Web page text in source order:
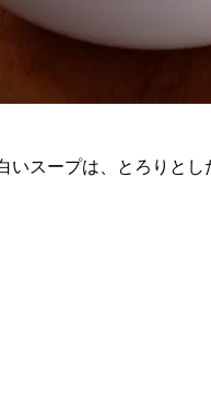
いスープは、とろりと